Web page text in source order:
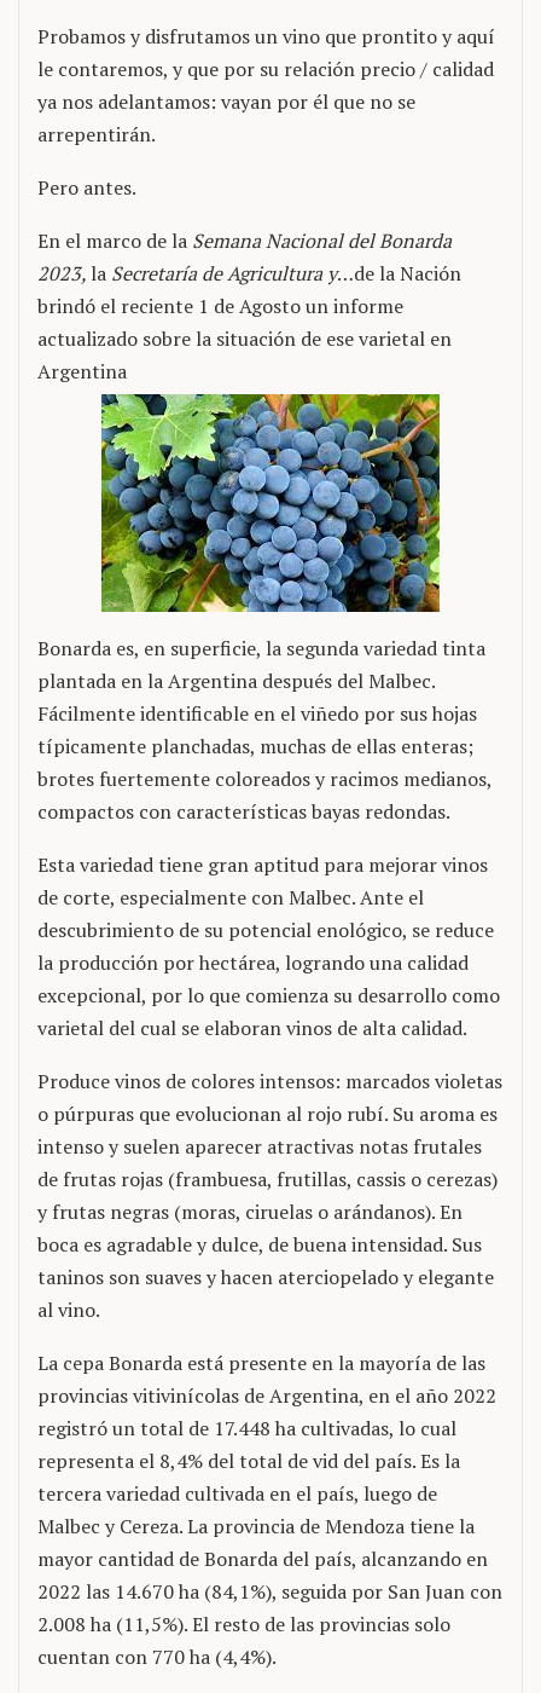
Probamos y disfrutamos un vino que prontito y aquí
le contaremos, y que por su relación precio / calidad
ya nos adelantamos: vayan por él que no se
arrepentirán.
Pero antes.
En el marco de la Semana Nacional del Bonarda
2023, la Secretaría de Agricultura y…de la Nación
brindó el reciente 1 de Agosto un informe
actualizado sobre la situación de ese varietal en
Argentina
Bonarda es, en superficie, la segunda variedad tinta
plantada en la Argentina después del Malbec.
Fácilmente identificable en el viñedo por sus hojas
típicamente planchadas, muchas de ellas enteras;
brotes fuertemente coloreados y racimos medianos,
compactos con características bayas redondas.
Esta variedad tiene gran aptitud para mejorar vinos
de corte, especialmente con Malbec. Ante el
descubrimiento de su potencial enológico, se reduce
la producción por hectárea, logrando una calidad
excepcional, por lo que comienza su desarrollo como
varietal del cual se elaboran vinos de alta calidad.
Produce vinos de colores intensos: marcados violetas
o púrpuras que evolucionan al rojo rubí. Su aroma es
intenso y suelen aparecer atractivas notas frutales
de frutas rojas (frambuesa, frutillas, cassis o cerezas)
y frutas negras (moras, ciruelas o arándanos). En
boca es agradable y dulce, de buena intensidad. Sus
taninos son suaves y hacen aterciopelado y elegante
al vino.
La cepa Bonarda está presente en la mayoría de las
provincias vitivinícolas de Argentina, en el año 2022
registró un total de 17.448 ha cultivadas, lo cual
representa el 8,4% del total de vid del país. Es la
tercera variedad cultivada en el país, luego de
Malbec y Cereza. La provincia de Mendoza tiene la
mayor cantidad de Bonarda del país, alcanzando en
2022 las 14.670 ha (84,1%), seguida por San Juan con
2.008 ha (11,5%). El resto de las provincias solo
cuentan con 770 ha (4,4%).